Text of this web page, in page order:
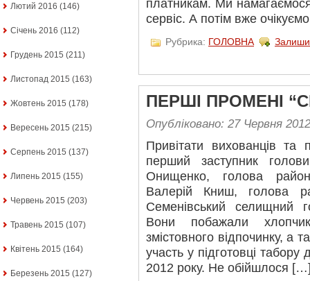
Лютий 2016 (146)
Січень 2016 (112)
Грудень 2015 (211)
Листопад 2015 (163)
Жовтень 2015 (178)
Вересень 2015 (215)
Серпень 2015 (137)
Липень 2015 (155)
Червень 2015 (203)
Травень 2015 (107)
Квітень 2015 (164)
Березень 2015 (127)
платникам. Ми
сервіс. А потім вже
Рубрика: ГОЛОВНА
ПЕРШІ ПРОМЕНІ
Опубліковано: 27 Червня 2012
Привітати вихованців та
перший заступник
Онищенко, голова
Валерій Книш, голова
Семенівський
Вони побажали
змістовного відпочинку, а
участь у підготовці табору
2012 року. Не обійшлося